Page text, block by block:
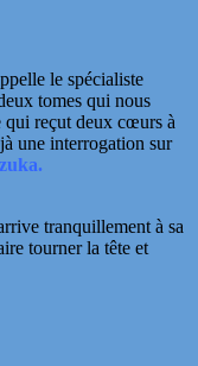
le spécialiste
tomes qui nous
qui reçut deux cœurs à
une interrogation sur
tranquillement à sa
tourner la tête et